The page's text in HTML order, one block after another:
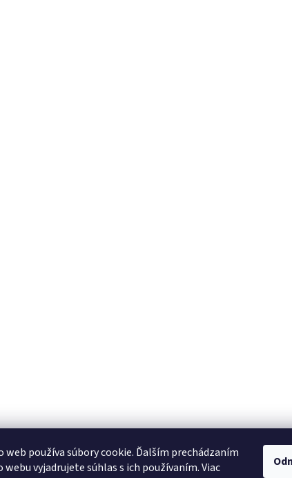
web používa súbory cookie. Ďalším prechádzaním
vyjadrujete súhlas s ich používaním. Viac